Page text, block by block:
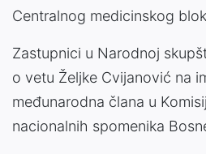
Centralnog medicinskog
Zastupnici u Narodnoj
o vetu Željke Cvijanović na
međunarodna člana u
nacionalnih spomenika